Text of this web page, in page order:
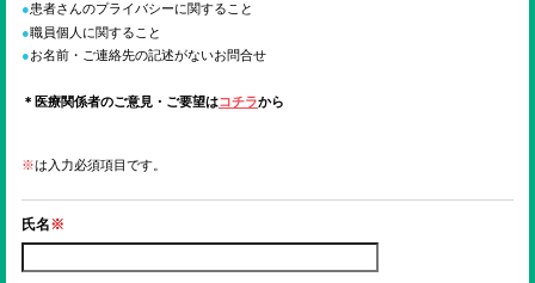
ENGLISH
患者さんのプライバシーに関すること
職員個人に関すること
お名前・ご連絡先の記述がないお問合せ
＊医療関係者のご意見・ご要望はコチラから
※は入力必須項目です。
氏名※